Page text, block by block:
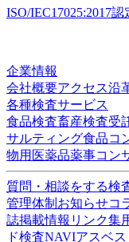
ISO/IEC17025:2017